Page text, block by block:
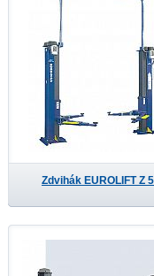
Zdvihák EUROLIFT Z